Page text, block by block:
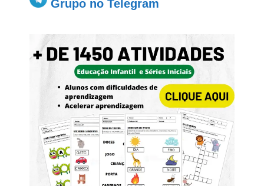
Grupo no Telegram